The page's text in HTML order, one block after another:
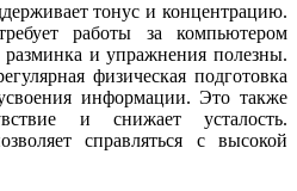
тонус и концентрацию.
работы за компьютером
разминка и упражнения полезны.
физическая подготовка
информации. Это также
и снижает усталость.
справляться с высокой